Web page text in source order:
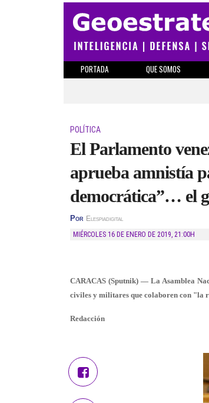
PORTADA QUE SOMOS
POLÍTICA
El Parlamento
aprueba amnistía
democrática”… el
Por Elespiadigital
MIÉRCOLES 16 DE ENERO DE 2019, 21:00H
CARACAS (Sputnik) — La Asamblea
civiles y militares que colaboren con "la
Redacción